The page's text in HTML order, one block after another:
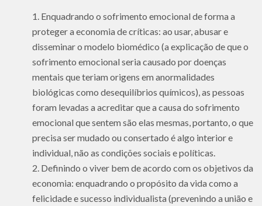
Enquadrando o sofrimento emocional de forma a
proteger a economia de críticas: ao usar, abusar e
disseminar o modelo biomédico (a explicação de que o
sofrimento emocional seria causado por doenças
mentais que teriam origens em anormalidades
biológicas como desequilíbrios químicos), as pessoas
foram levadas a acreditar que a causa do sofrimento
emocional que sentem são elas mesmas, portanto, o que
precisa ser mudado ou consertado é algo interior e
individual, não as condições sociais e políticas.
Definindo o viver bem de acordo com os objetivos da
economia: enquadrando o propósito da vida como a
felicidade e sucesso individualista (prevenindo a união e